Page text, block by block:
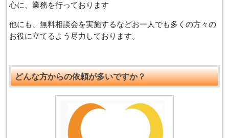
心に、業務を行っております
他にも、無料相談会を実施するなどお一人でも多くの方々の
お役に立てるよう尽力しております。
どんな方からの依頼が多いですか？